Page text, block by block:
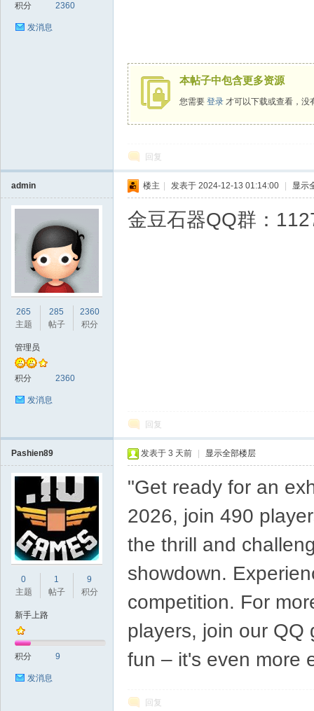
Bo
积分 2360
发消息
本帖子中包含更多资源
您需要 登录 才可以下载或查看，没
回复
admin
265
主题
285
帖子
2360
积分
管理员
积分 2360
发消息
楼主 发表于 2024-12-13 01:14:00 显示
金豆石器QQ群：
回复
Pashien89
0
主题
1
帖子
9
积分
新手上路
积分 9
发消息
发表于 3 天前 显示全部楼层
"Get ready for an
2026, join 490
the thrill and
showdown.
competition. For
players, join our QQ
fun – it's even more
回复